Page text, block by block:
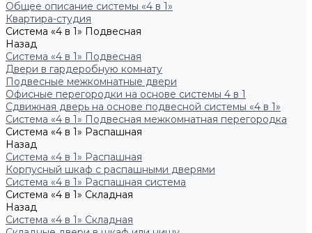
Общее описание системы «4 в 1»
Квартира-студия
Система «4 в 1» Подвесная
Назад
Система «4 в 1» Подвесная
Двери в гардеробную комнату
Подвесные межкомнатные двери
Офисные перегородки на основе системы 4 в 1
Сдвижная дверь на основе подвесной системы «4 в 1»
Система «4 в 1» Подвесная межкомнатная перегородка
Система «4 в 1» Распашная
Назад
Система «4 в 1» Распашная
Корпусный шкаф с распашными дверями
Система «4 в 1» Распашная система
Система «4 в 1» Складная
Назад
Система «4 в 1» Складная